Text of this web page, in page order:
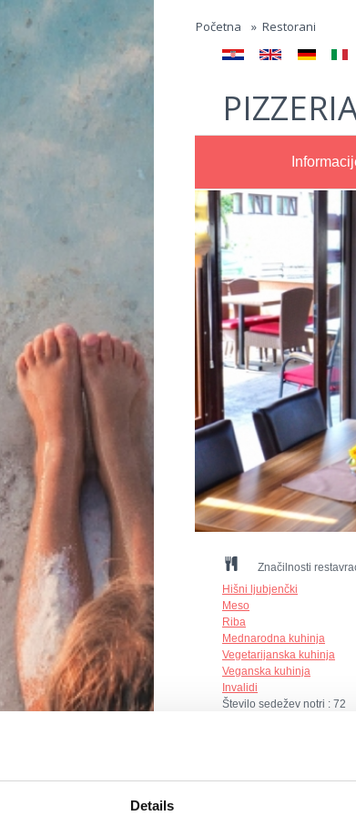
Details
Jump to navigation
Početna » Restorani
Značilnosti
Hišni ljubjenčki
Meso
Riba
Mednarodna kuhinja
Vegetarijanska kuhinja
Veganska kuhinja
Invalidi
Število sedežev notri : 72